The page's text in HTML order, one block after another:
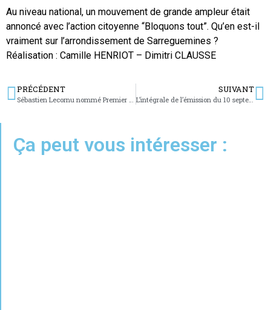
Au niveau national, un mouvement de grande ampleur était
annoncé avec l’action citoyenne “Bloquons tout”. Qu’en est-il
vraiment sur l’arrondissement de Sarreguemines ?
Réalisation : Camille HENRIOT – Dimitri CLAUSSE
PRÉCÉDENT
Sébastien Lecornu nommé Premier ministre : le député Pascal Jenft réagit
SUIVANT
L’intégrale de l’émission du 10 septembre 2025
Ça peut vous intéresser :